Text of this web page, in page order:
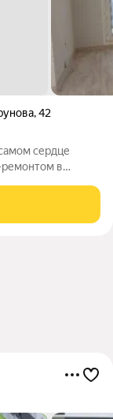
,42
сердце
комфорт,